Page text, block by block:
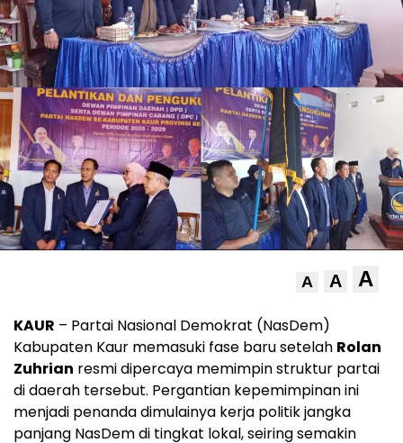
A A A
KAUR – Partai Nasional Demokrat (NasDem)
Kabupaten Kaur memasuki fase baru setelah Rolan
Zuhrian resmi dipercaya memimpin struktur partai
di daerah tersebut. Pergantian kepemimpinan ini
menjadi penanda dimulainya kerja politik jangka
panjang NasDem di tingkat lokal, seiring semakin